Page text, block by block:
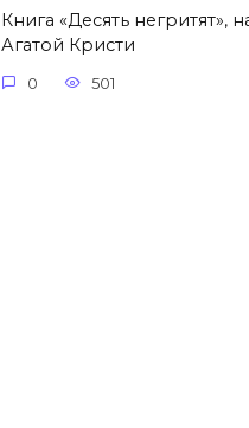
Книга «Десять негритят»,
Агатой Кристи
0 501